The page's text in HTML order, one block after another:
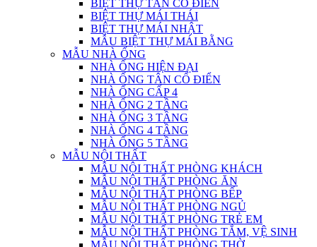
BIỆT THỰ TÂN CỔ ĐIỂN
BIỆT THỰ MÁI THÁI
BIỆT THỰ MÁI NHẬT
MẪU BIỆT THỰ MÁI BẰNG
MẪU NHÀ ỐNG
NHÀ ỐNG HIỆN ĐẠI
NHÀ ỐNG TÂN CỔ ĐIỂN
NHÀ ỐNG CẤP 4
NHÀ ỐNG 2 TẦNG
NHÀ ỐNG 3 TẦNG
NHÀ ỐNG 4 TẦNG
NHÀ ỐNG 5 TẦNG
MẪU NỘI THẤT
MẪU NỘI THẤT PHÒNG KHÁCH
MẪU NỘI THẤT PHÒNG ĂN
MẪU NỘI THẤT PHÒNG BẾP
MẪU NỘI THẤT PHÒNG NGỦ
MẪU NỘI THẤT PHÒNG TRẺ EM
MẪU NỘI THẤT PHÒNG TẮM, VỆ SINH
MẪU NỘI THẤT PHÒNG THỜ